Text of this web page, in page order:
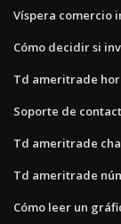
Víspera comercio
Cómo decidir si
Td ameritrade
Soporte de
Td ameritrade
Td ameritrade
Cómo leer un